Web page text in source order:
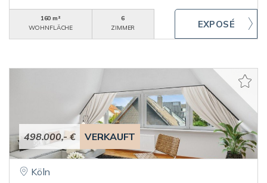
160 m²
WOHNFLÄCHE
6
ZIMMER
498.000,- € VERKAUFT
Köln